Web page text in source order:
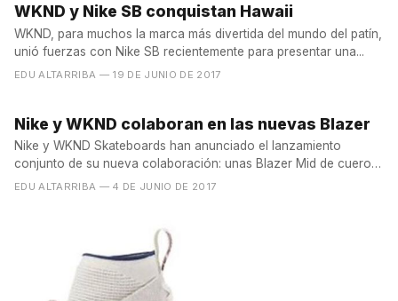
WKND y Nike SB conquistan Hawaii
WKND, para muchos la marca más divertida del mundo del patín,
unió fuerzas con Nike SB recientemente para presentar una...
EDU ALTARRIBA — 19 DE JUNIO DE 2017
Nike y WKND colaboran en las nuevas Blazer
Nike y WKND Skateboards han anunciado el lanzamiento
conjunto de su nueva colaboración: unas Blazer Mid de cuero
blanco...
EDU ALTARRIBA — 4 DE JUNIO DE 2017